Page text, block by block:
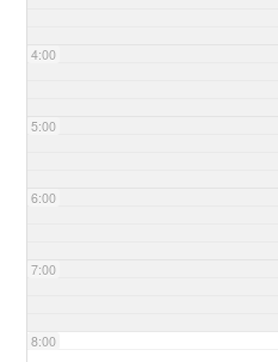
4:00
5:00
6:00
7:00
8:00